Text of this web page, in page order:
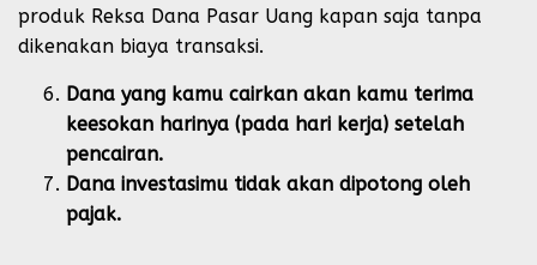
produk Reksa Dana Pasar Uang kapan saja tanpa
dikenakan biaya transaksi.
Dana yang kamu cairkan akan kamu terima
keesokan harinya (pada hari kerja) setelah
pencairan.
Dana investasimu tidak akan dipotong oleh
pajak.